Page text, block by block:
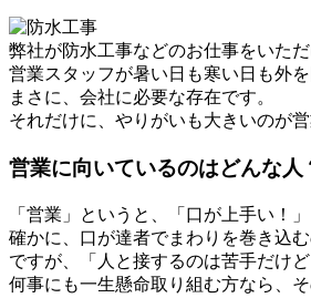
弊社が防水工事などのお仕事をいた
営業スタッフが暑い日も寒い日も外
まさに、会社に必要な存在です。
それだけに、やりがいも大きいのが営
営業に向いているのはどんな人
「営業」というと、「口が上手い！
確かに、口が達者でまわりを巻き込
ですが、「人と接するのは苦手だけ
何事にも一生懸命取り組む方なら、